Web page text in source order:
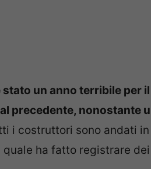
stato un anno terribile per
precedente, nonostante
i costruttori sono andati
quale ha fatto registrare